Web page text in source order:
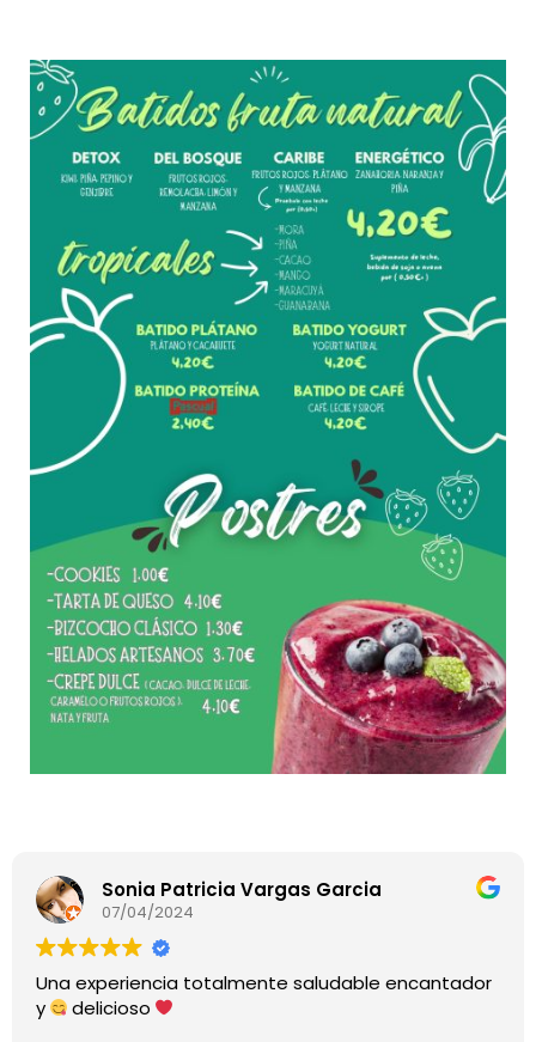
Sonia Patricia Vargas Garcia
07/04/2024
Una experiencia totalmente saludable encantador
y
delicioso